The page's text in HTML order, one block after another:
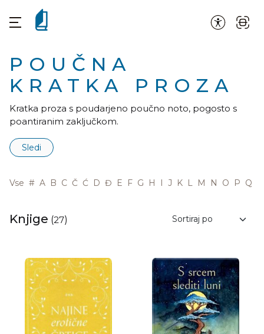
POUČNA
KRATKA PROZA
Kratka proza s poudarjeno poučno noto, pogosto s
poantiranim zaključkom.
Sledi
Vse # A B C Č Ć D Đ E F G H I J K L M N O P Q
Knjige (27)